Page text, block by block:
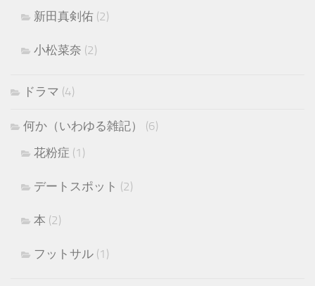
新田真剣佑 (2)
小松菜奈 (2)
ドラマ (4)
何か（いわゆる雑記）
(6)
花粉症 (1)
デートスポット (2)
本 (2)
フットサル (1)